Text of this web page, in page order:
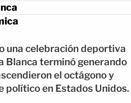
una celebración deportiva
Blanca terminó generando
el octágono y
político en Estados Unidos.